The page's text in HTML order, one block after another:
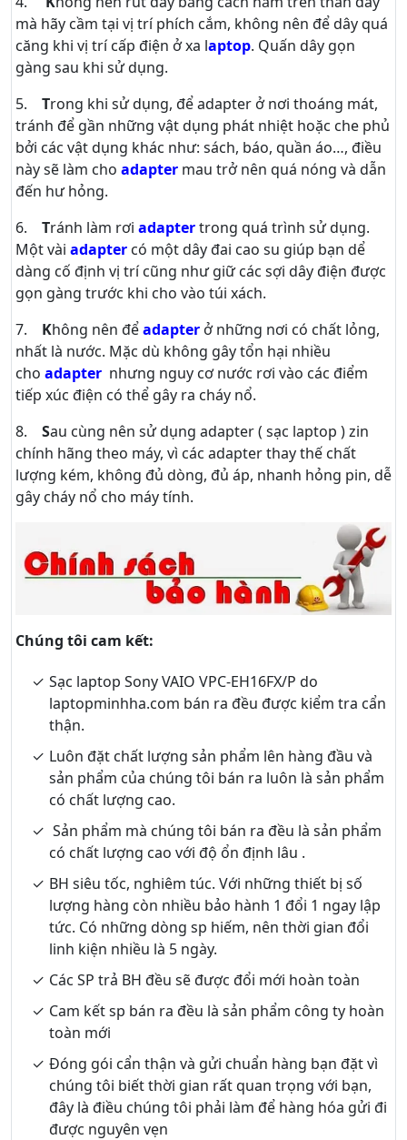
mà hãy cầm tại vị trí phích cắm, không nên để dây quá
căng khi vị trí cấp điện ở xa laptop. Quấn dây gọn
gàng sau khi sử dụng.
5. Trong khi sử dụng, để adapter ở nơi thoáng mát,
tránh để gần những vật dụng phát nhiệt hoặc che phủ
bởi các vật dụng khác như: sách, báo, quần áo…, điều
này sẽ làm cho adapter mau trở nên quá nóng và dẫn
đến hư hỏng.
6. Tránh làm rơi adaptertrong quá trình sử dụng.
Một vài adapter có một dây đai cao su giúp bạn dể
dàng cố định vị trí cũng như giữ các sợi dây điện được
gọn gàng trước khi cho vào túi xách.
7. Không nên đểadapter ở những nơi có chất lỏng,
nhất là nước. Mặc dù không gây tổn hại nhiều
cho adapter nhưng nguy cơ nước rơi vào các điểm
tiếp xúc điện có thể gây ra cháy nổ.
8. Sau cùng nên sử dụng adapter ( sạc laptop ) zin
chính hãng theo máy, vì các adapter thay thế chất
lượng kém, không đủ dòng, đủ áp, nhanh hỏng pin, dễ
gây cháy nổ cho máy tính.
Chúng tôi cam kết:
Sạc laptop Sony VAIO VPC-EH16FX/P do
laptopminhha.com bán ra đều được kiểm tra cẩn
thận.
Luôn đặt chất lượng sản phẩm lên hàng đầu và
sản phẩm của chúng tôi bán ra luôn là sản phẩm
có chất lượng cao.
Sản phẩm mà chúng tôi bán ra đều là sản phẩm
có chất lượng cao với độ ổn định lâu .
BH siêu tốc, nghiêm túc. Với những thiết bị số
lượng hàng còn nhiều bảo hành 1 đổi 1 ngay lập
tức. Có những dòng sp hiếm, nên thời gian đổi
linh kiện nhiều là 5 ngày.
Các SP trả BH đều sẽ được đổi mới hoàn toàn
Cam kết sp bán ra đều là sản phẩm công ty hoàn
toàn mới
Đóng gói cẩn thận và gửi chuẩn hàng bạn đặt vì
chúng tôi biết thời gian rất quan trọng với bạn,
đây là điều chúng tôi phải làm để hàng hóa gửi đi
được nguyên vẹn